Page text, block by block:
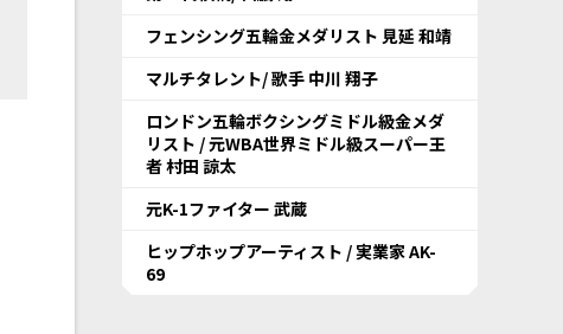
フェンシング五輪金メダリスト 見延 和靖
マルチタレント/ 歌手 中川 翔子
ロンドン五輪ボクシングミドル級金メダ
リスト / 元WBA世界ミドル級スーパー王
者 村田 諒太
元K-1ファイター 武蔵
ヒップホップアーティスト / 実業家 AK-
69